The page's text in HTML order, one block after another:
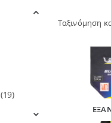
Ταξινόμηση
(19)